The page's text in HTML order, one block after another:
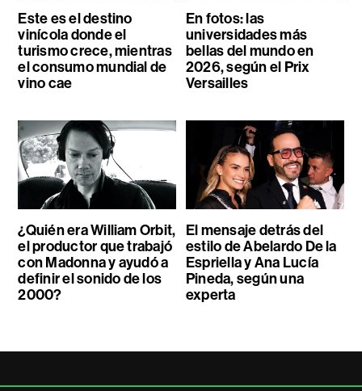
Este es el destino
vinícola donde el
turismo crece, mientras
el consumo mundial de
vino cae
En fotos: las
universidades más
bellas del mundo en
2026, según el Prix
Versailles
¿Quién era William Orbit,
el productor que trabajó
con Madonna y ayudó a
definir el sonido de los
2000?
El mensaje detrás del
estilo de Abelardo De la
Espriella y Ana Lucía
Pineda, según una
experta